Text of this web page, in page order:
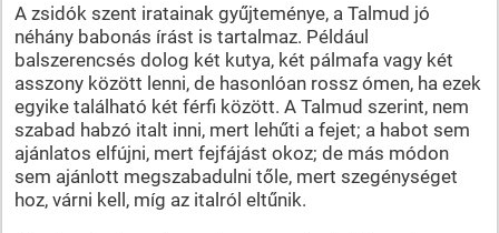
A zsidók szent iratainak gyűjteménye, a Talmud jó
néhány babonás írást is tartalmaz. Például
balszerencsés dolog két kutya, két pálmafa vagy két
asszony között lenni, de hasonlóan rossz ómen, ha ezek
egyike található két férfi között. A Talmud szerint, nem
szabad habzó italt inni, mert lehűti a fejet; a habot sem
ajánlatos elfújni, mert fejfájást okoz; de más módon
sem ajánlott megszabadulni tőle, mert szegénységet
hoz, várni kell, míg az italról eltűnik.